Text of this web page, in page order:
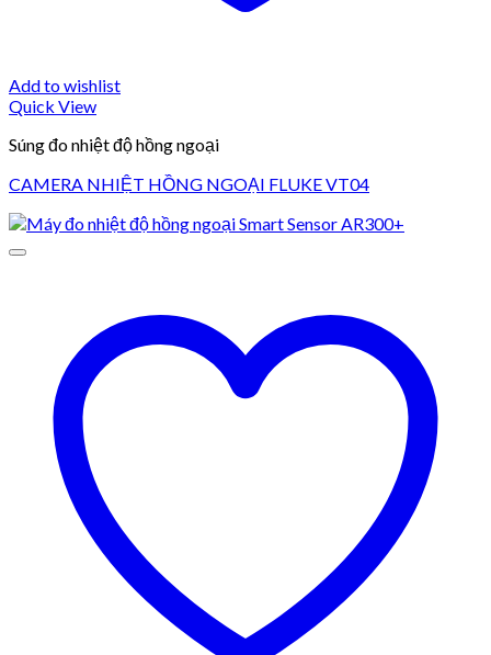
Add to wishlist
Quick View
Súng đo nhiệt độ hồng ngoại
CAMERA NHIỆT HỒNG NGOẠI FLUKE VT04